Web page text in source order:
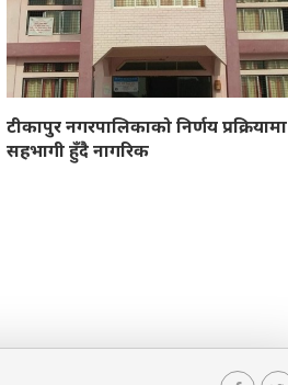
टीकापुर नगरपालिकाको निर्णय प्रक्रियामा
सहभागी हुँदै नागरिक